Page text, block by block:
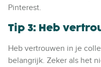
Pinterest.
Tip 3: Heb
Heb vertrouwen in je
belangrijk. Zeker als het